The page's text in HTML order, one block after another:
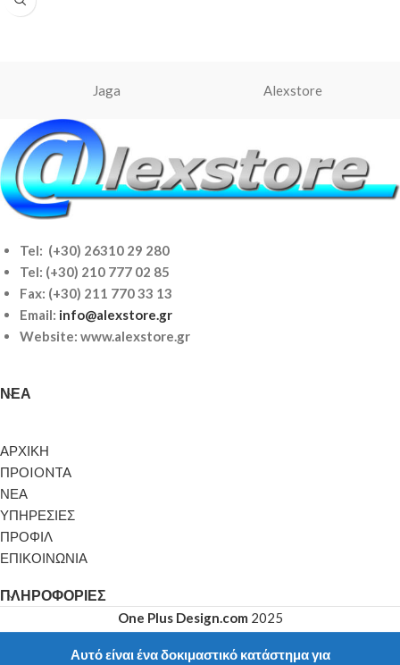
Αυτό είναι ένα δοκιμαστικό κατάστημα για
Jaga Alexstore
Tel: (+30) 26310 29 280
Tel: (+30) 210 777 02 85
Fax: (+30) 211 770 33 13
Email: info@alexstore.gr
Website: www.alexstore.gr
ΝΈΑ
ΑΡΧΙΚΗ
ΠΡΟIONTA
ΝΕΑ
ΥΠΗΡΕΣΙΕΣ
ΠΡΟΦΙΛ
ΕΠΙΚΟΙΝΩΝΙΑ
ΠΛΗΡΟΦΟΡΊΕΣ
One Plus Design.com 2025